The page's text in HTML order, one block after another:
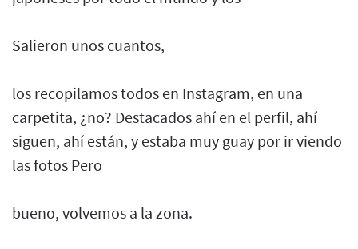
Salieron unos cuantos,
los recopilamos todos en Instagram, en una
carpetita, ¿no? Destacados ahí en el perfil, ahí
siguen, ahí están, y estaba muy guay por ir viendo
las fotos Pero
bueno, volvemos a la zona.